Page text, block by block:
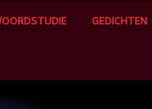
GEDICHTEN